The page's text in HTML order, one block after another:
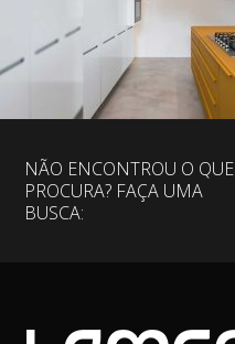
NÃO ENCONTROU O QUE
PROCURA? FAÇA UMA
BUSCA: